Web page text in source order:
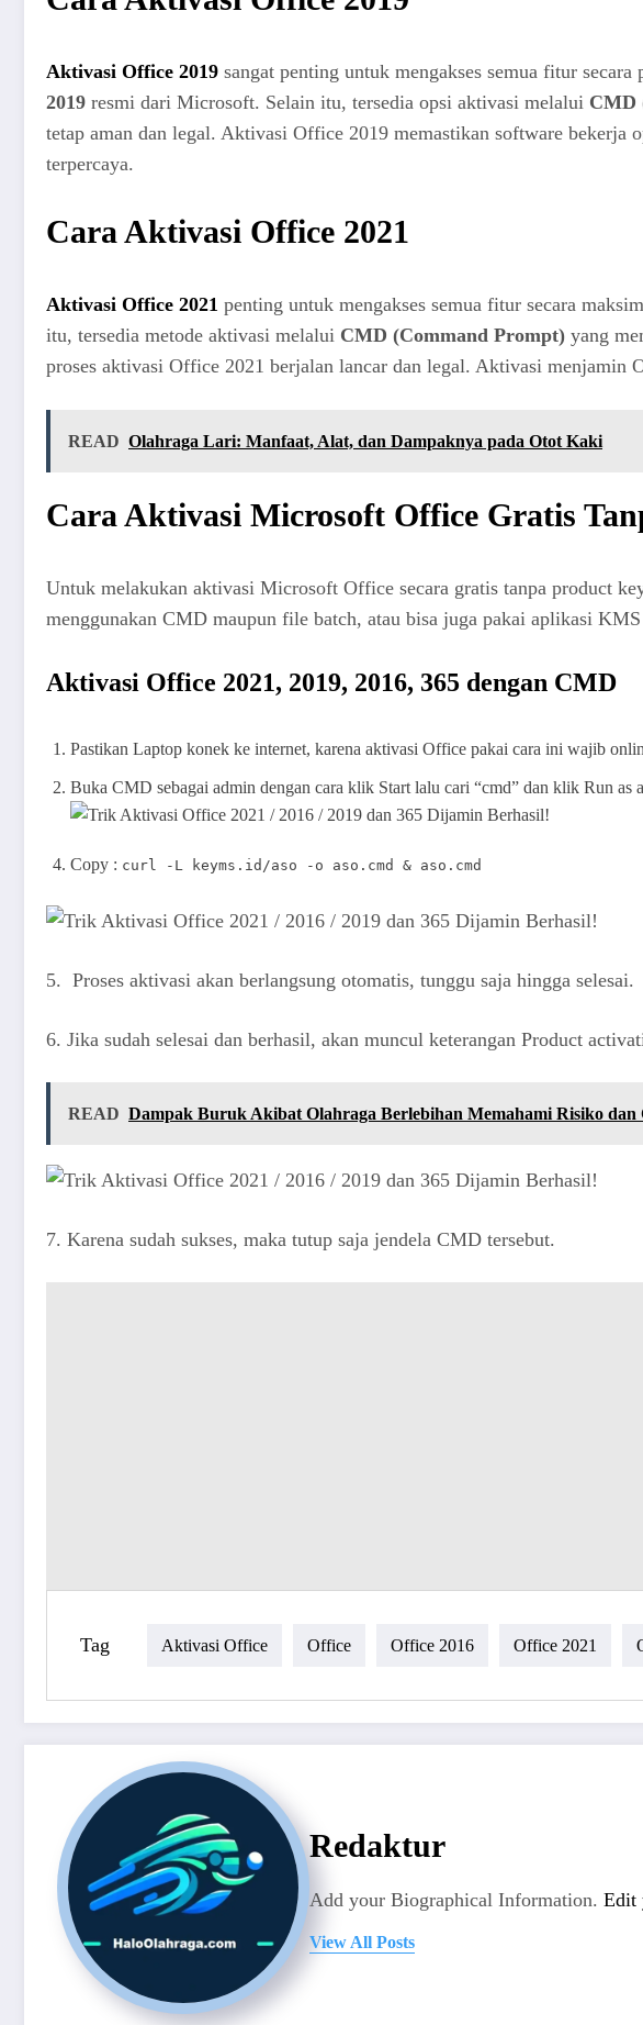
Aktivasi Office 2019 sangat penting untuk mengakses semua fitur secara
2019 resmi dari Microsoft. Selain itu, tersedia opsi aktivasi melalui CMD
tetap aman dan legal. Aktivasi Office 2019 memastikan software bekerja
terpercaya.
Cara Aktivasi Office 2021
Aktivasi Office 2021 penting untuk mengakses semua fitur secara
itu, tersedia metode aktivasi melalui CMD (Command Prompt) yang
proses aktivasi Office 2021 berjalan lancar dan legal. Aktivasi menjamin
READ Olahraga Lari: Manfaat, Alat, dan Dampaknya pada Otot Kaki
Cara Aktivasi Microsoft Office Gratis
Untuk melakukan aktivasi Microsoft Office secara gratis tanpa product
menggunakan CMD maupun file batch, atau bisa juga pakai aplikasi
Aktivasi Office 2021, 2019, 2016, 365 dengan CMD
Pastikan Laptop konek ke internet, karena aktivasi Office pakai cara ini wajib
Buka CMD sebagai admin dengan cara klik Start lalu cari “cmd” dan klik Run as
Copy : curl -L keyms.id/aso -o aso.cmd & aso.cmd
5. Proses aktivasi akan berlangsung otomatis, tunggu saja hingga selesai.
6. Jika sudah selesai dan berhasil, akan muncul keterangan Product
READ Dampak Buruk Akibat Olahraga Berlebihan Memahami Risiko dan
7. Karena sudah sukses, maka tutup saja jendela CMD tersebut.
Tag Aktivasi Office Office Office 2016 Office 2021
Redaktur
Add your Biographical Information. Edit
View All Posts